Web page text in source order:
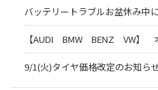
バッテリートラブルお盆休み中
【AUDI BMW BENZ VW】
9/1(火)タイヤ価格改定のお知ら